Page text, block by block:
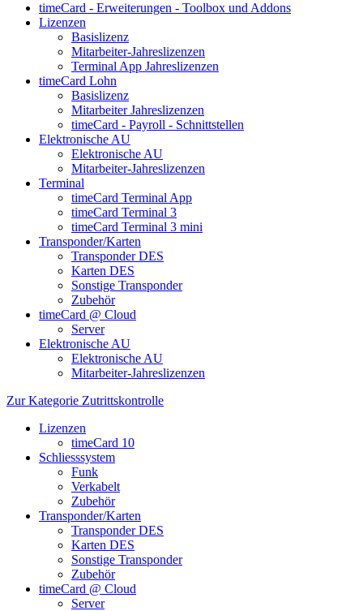
timeCard - Erweiterungen - Toolbox und Addons
Lizenzen
Basislizenz
Mitarbeiter-Jahreslizenzen
Terminal App Jahreslizenzen
timeCard Lohn
Basislizenz
Mitarbeiter Jahreslizenzen
timeCard - Payroll - Schnittstellen
Elektronische AU
Elektronische AU
Mitarbeiter-Jahreslizenzen
Terminal
timeCard Terminal App
timeCard Terminal 3
timeCard Terminal 3 mini
Transponder/Karten
Transponder DES
Karten DES
Sonstige Transponder
Zubehör
timeCard @ Cloud
Server
Elektronische AU
Elektronische AU
Mitarbeiter-Jahreslizenzen
Zur Kategorie Zutrittskontrolle
Lizenzen
timeCard 10
Schliesssystem
Funk
Verkabelt
Zubehör
Transponder/Karten
Transponder DES
Karten DES
Sonstige Transponder
Zubehör
timeCard @ Cloud
Server